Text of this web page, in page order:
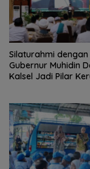
Silaturahmi dengan
Gubernur Muhidin
Kalsel Jadi Pilar